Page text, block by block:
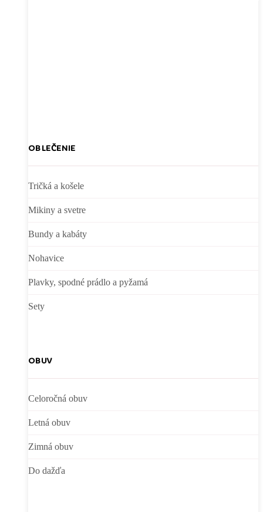
OBLEČENIE
Tričká a košele
Mikiny a svetre
Bundy a kabáty
Nohavice
Plavky, spodné prádlo a pyžamá
Sety
OBUV
Celoročná obuv
Letná obuv
Zimná obuv
Do dažďa